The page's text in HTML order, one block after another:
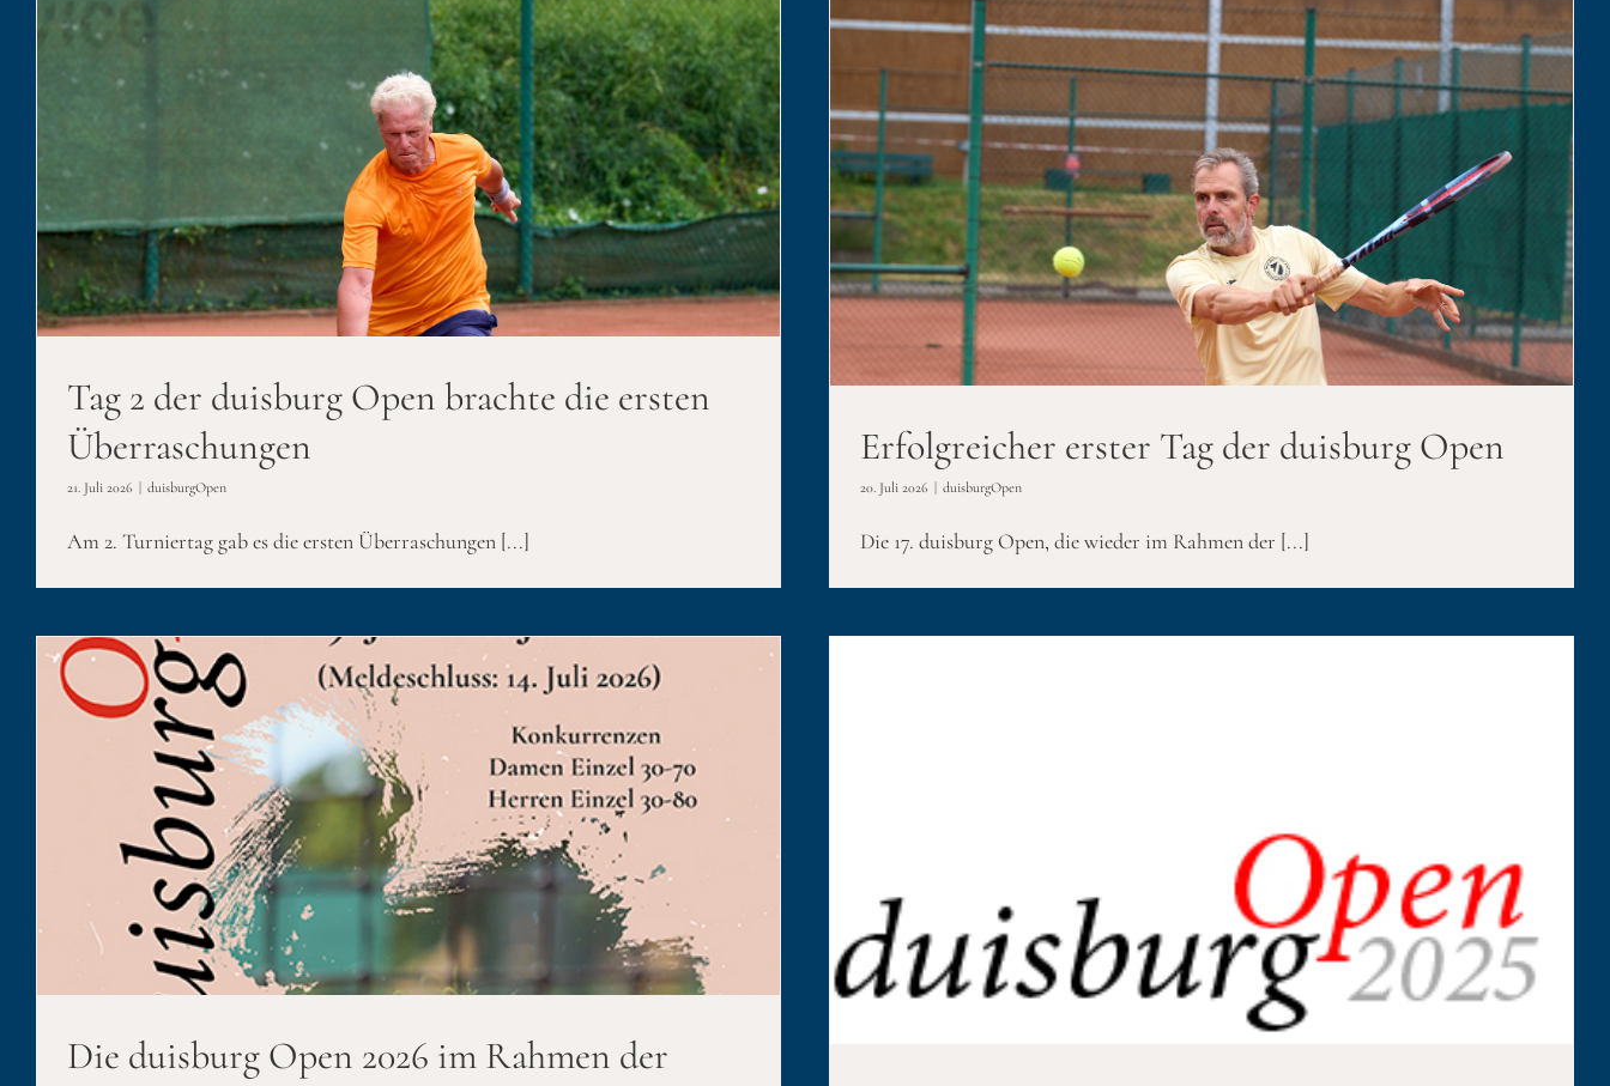
Tag 2 der duisburg Open brachte die ersten
Überraschungen
21. Juli 2026 duisburgOpen
Am 2. Turniertag gab es die ersten Überraschungen [...]
Erfolgreicher erster Tag der duisburg Open
duisburgOpen
Erfolgreicher erster Tag der duisburg Open
20. Juli 2026 duisburgOpen
Die 17. duisburg Open, die wieder im Rahmen der [...]
Die duisburg Open 2026 im Rahmen der
Bilder der duisburg Open 2025 sind online
duisburgOpen